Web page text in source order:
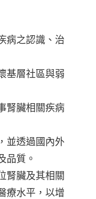
病之認識、治
基層社區與弱
腎臟相關疾病
並透過國內外
品質。
腎臟及其相關
療水平，以增